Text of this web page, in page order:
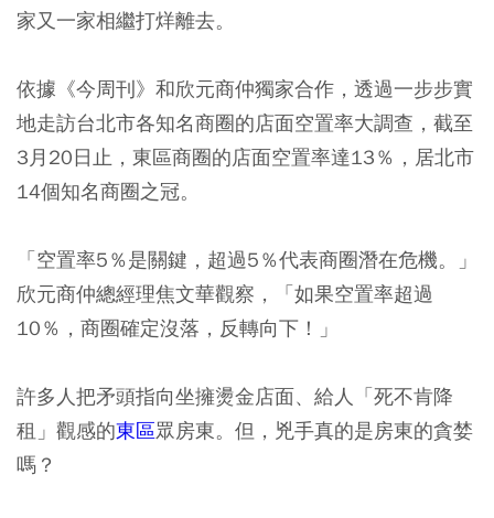
家又一家相繼打烊離去。
依據《今周刊》和欣元商仲獨家合作，透過一步步實
地走訪台北市各知名商圈的店面空置率大調查，截至
3月20日止，東區商圈的店面空置率達13％，居北市
14個知名商圈之冠。
「空置率5％是關鍵，超過5％代表商圈潛在危機。」
欣元商仲總經理焦文華觀察，「如果空置率超過
10％，商圈確定沒落，反轉向下！」
許多人把矛頭指向坐擁燙金店面、給人「死不肯降
租」觀感的東區眾房東。但，兇手真的是房東的貪婪
嗎？